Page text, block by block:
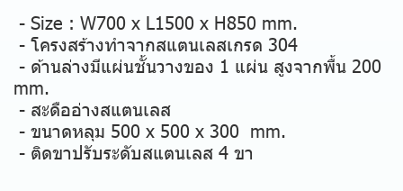
- Size : W700 x L1500 x H850 mm.
- โครงสร้างทำจากสแตนเลสเกรด 304
- ด้านล่างมีแผ่นชั้นวางของ 1 แผ่น สูงจากพื้น 200
mm.
- สะดืออ่างสแตนเลส
- ขนาดหลุม 500 x 500 x 300 mm.
- ติดขาปรับระดับสแตนเลส 4 ขา